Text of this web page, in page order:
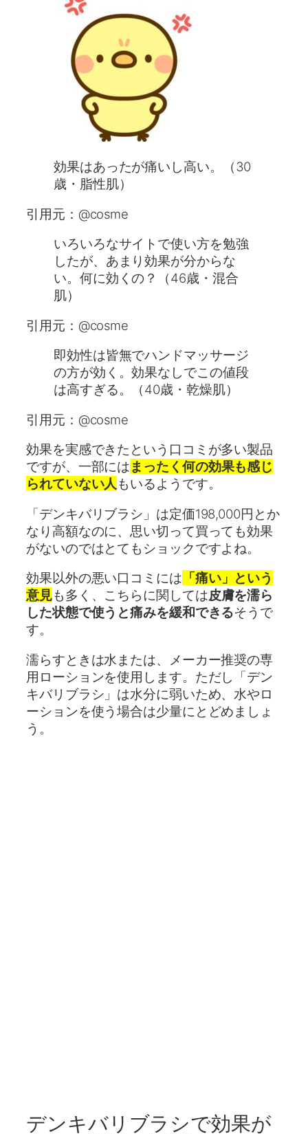
効果はあったが痛いし高い。（30
歳・脂性肌）
引用元：@cosme
いろいろなサイトで使い方を勉強
したが、あまり効果が分からな
い。何に効くの？（46歳・混合
肌）
引用元：@cosme
即効性は皆無でハンドマッサージ
の方が効く。効果なしでこの値段
は高すぎる。（40歳・乾燥肌）
引用元：@cosme
効果を実感できたという口コミが多い製品
ですが、一部には まったく何の効果も感じ
られていない人 もいるようです。
「デンキバリブラシ」は定価198,000円とか
なり高額なのに、思い切って買っても効果
がないのではとてもショックですよね。
効果以外の悪い口コミには 「痛い」という
意見も多く、こちらに関しては皮膚を濡ら
した状態で使うと痛みを緩和できるそうで
す。
濡らすときは水または、メーカー推奨の専
用ローションを使用します。ただし「デン
キバリブラシ」は水分に弱いため、水やロ
ーションを使う場合は少量にとどめましょ
う。
デンキバリブラシで効果が